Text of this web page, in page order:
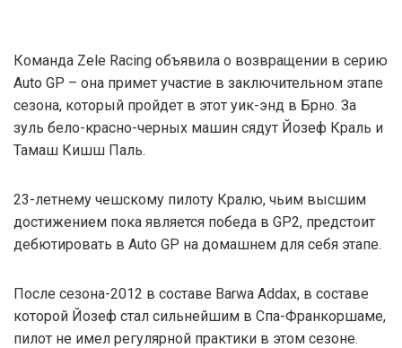
Команда Zele Racing объявила о возвращении в серию
Auto GP – она примет участие в заключительном этапе
сезона, который пройдет в этот уик-энд в Брно. За
зуль бело-красно-черных машин сядут Йозеф Краль и
Тамаш Кишш Паль.
23-летнему чешскому пилоту Кралю, чьим высшим
достижением пока является победа в GP2, предстоит
дебютировать в Auto GP на домашнем для себя этапе.
После сезона-2012 в составе Barwa Addax, в составе
которой Йозеф стал сильнейшим в Спа-Франкоршаме,
пилот не имел регулярной практики в этом сезоне.